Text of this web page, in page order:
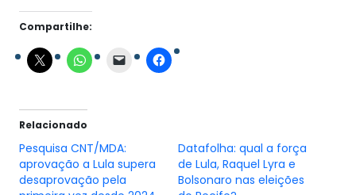
Compartilhe:
Relacionado
Pesquisa CNT/MDA:
aprovação a Lula supera
desaprovação pela
Datafolha: qual a força
de Lula, Raquel Lyra e
Bolsonaro nas eleições